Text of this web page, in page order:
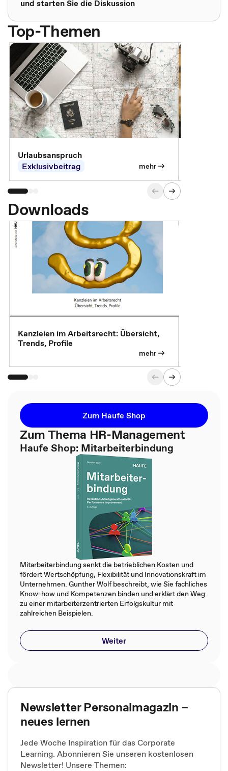
und starten Sie die Diskussion
Top-Themen
Urlaubsanspruch
Exklusivbeitrag
mehr
Downloads
Kanzleien im Arbeitsrecht: Übersicht,
Trends, Profile
mehr
Zum Haufe Shop
Zum Thema HR-Management
Haufe Shop: Mitarbeiterbindung
Mitarbeiterbindung senkt die betrieblichen Kosten und
fördert Wertschöpfung, Flexibilität und Innovationskraft im
Unternehmen. Gunther Wolf beschreibt, wie Sie fachliches
Know-how und Kompetenzen binden und erklärt den Weg
zu einer mitarbeiterzentrierten Erfolgskultur mit
zahlreichen Beispielen.
Weiter
Newsletter Personalmagazin –
neues lernen
Jede Woche Inspiration für das Corporate
Learning. Abonnieren Sie unseren kostenlosen
Newsletter! Unsere Themen: